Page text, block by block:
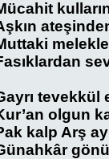
tevekkül
olgun
kalp Arş